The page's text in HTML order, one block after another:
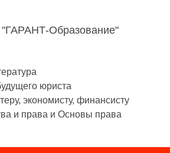
"ГАРАНТ-Образование"
юриста
экономисту, финансисту
и права и Основы права